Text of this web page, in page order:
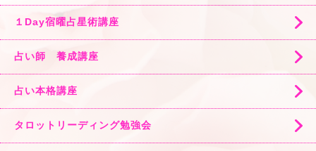
１Day宿曜占星術講座
占い師 養成講座
占い本格講座
タロットリーディング勉強会